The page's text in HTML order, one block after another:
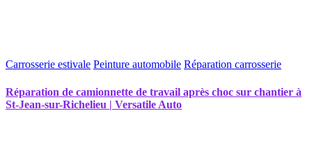
Carrosserie estivale Peinture automobile Réparation carrosserie
Réparation de camionnette de travail après choc sur chantier à
St-Jean-sur-Richelieu | Versatile Auto